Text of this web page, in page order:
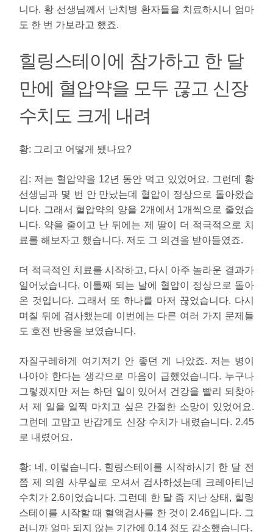
니다. 황 선생님께서 난치병 환자들을 치료하시니 엄마
도 한 번 가보라고 했죠.
힐링스테이에 참가하고 한 달
만에 혈압약을 모두 끊고 신장
수치도 크게 내려
황: 그리고 어떻게 됐나요?
김: 저는 혈압약을 12년 동안 먹고 있었어요. 그런데 황
선생님과 몇 번 안 만났는데 혈압이 정상으로 돌아왔습
니다. 그래서 혈압약의 양을 2개에서 1개씩으로 줄였습
니다. 약을 줄이고 난 뒤에는 제 딸이 더 적극적으로 치
료를 해보자고 했습니다. 저도 그 의견을 받아들였죠.
더 적극적인 치료를 시작하고, 다시 아주 놀라운 결과가
일어났습니다. 이틀째 되는 날에 혈압이 정상으로 돌아
온 것입니다. 그래서 또 하나를 마저 끊었습니다. 다시
며칠 뒤에 검사했는데 이번에는 다른 여러 가지 문제들
도 호전 반응을 보였습니다.
자질구레하게 여기저기 안 좋던 게 나았죠. 저는 병이
나아야 한다는 생각으로 마음이 급했었습니다. 누구나
그렇겠지만 저는 하던 일이 있어서 건강을 빨리 되찾아
서 제 일을 일찍 마치고 싶은 간절한 소망이 있었어요.
그런데 고맙고 반갑게도 신장 수치가 내렸습니다. 2.45
로 내렸어요.
황: 네, 이렇습니다. 힐링스테이를 시작하시기 한 달 전
쯤 제 의원 사무실로 오셔서 검사하셨는데 크레아티닌
수치가 2.6이었습니다. 그런데 한 달 좀 지난 상태, 힐링
스테이를 시작할 때 혈액검사를 한 것이 2.46입니다. 그
러니까 얼마 되지 않는 기간에 0.14 정도 감소했습니다.